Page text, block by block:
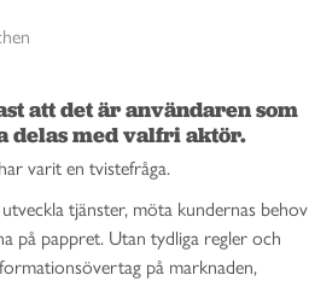
att det är användaren som
delas med valfri aktör.
varit en tvistefråga.
tjänster, möta kundernas behov
på pappret. Utan tydliga regler och
på marknaden,